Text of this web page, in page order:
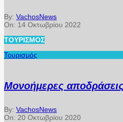
By: VachosNews
On: 14 Οκτωβρίου 2022
ΤΟΥΡΙΣΜΌΣ
Τουρισμός
Μονοήμερες
By: VachosNews
On: 20 Οκτωβρίου 2020